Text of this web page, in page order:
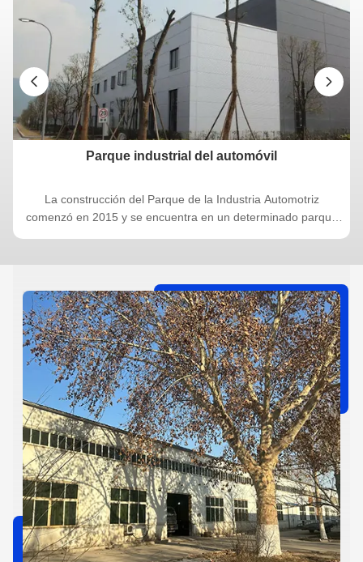
Parque industrial del automóvil
La construcción del Parque de la Industria Automotriz
comenzó en 2015 y se encuentra en un determinado parque